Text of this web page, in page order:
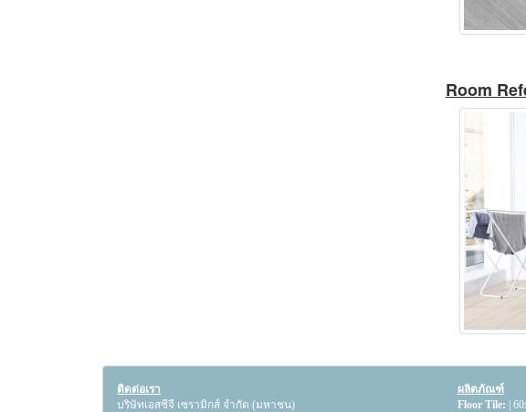
Room
ติดต่อเรา
บริษัทเอสซีจี เซรามิกส์ จำกัด (มหาชน)
ผลิตภัณฑ์
Floor Tile: